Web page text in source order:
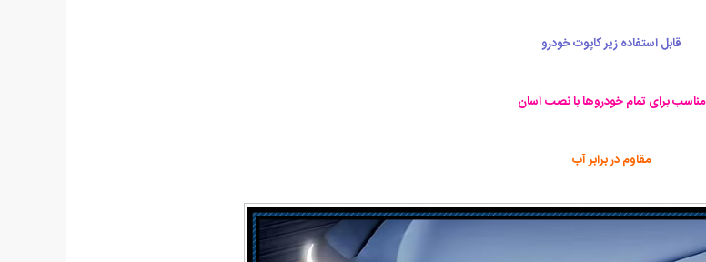
قابل استفاده زیر کاپوت خودرو
مناسب برای تمام خودروها با نصب آسان
مقاوم در برابر آب